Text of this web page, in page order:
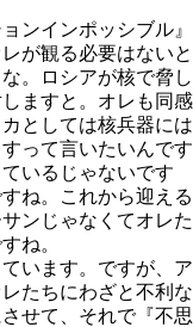
ンインポッシブル』
が観る必要はないと
。ロシアが核で脅し
ますと。オレも同感
としては核兵器には
って言いたいんです
いるじゃないです
ね。これから迎える
ンじゃなくてオレた
ね。
います。ですが、ア
たちにわざと不利な
せて、それで『不思